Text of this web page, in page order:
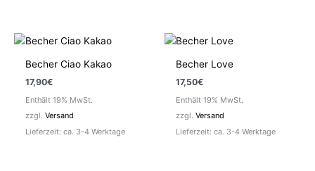
Becher Ciao Kakao
17,90€
Enthält 19% MwSt.
zzgl.Versand
Lieferzeit: ca. 3-4 Werktage
Becher Love
17,50€
Enthält 19% MwSt.
zzgl.Versand
Lieferzeit: ca. 3-4 Werktage